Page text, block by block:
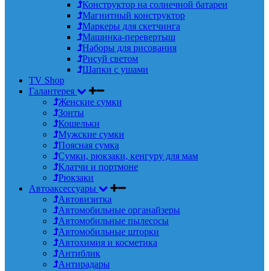
Конструктор на солнечной батареи
Магнитный конструктор
Маркеры для скетчинга
Машинка-перевертыш
Наборы для рисования
Рисуй светом
Шапки с ушами
TV Shop
Галантерея
Женские сумки
Зонты
Кошельки
Мужские сумки
Поясная сумка
Сумки, рюкзаки, кенгуру для мам
Клатчи и портмоне
Рюкзаки
Автоаксессуары
Автовизитка
Автомобильные органайзеры
Автомобильные пылесосы
Автомобильные шторки
Автохимия и косметика
Антиблик
Антирадары